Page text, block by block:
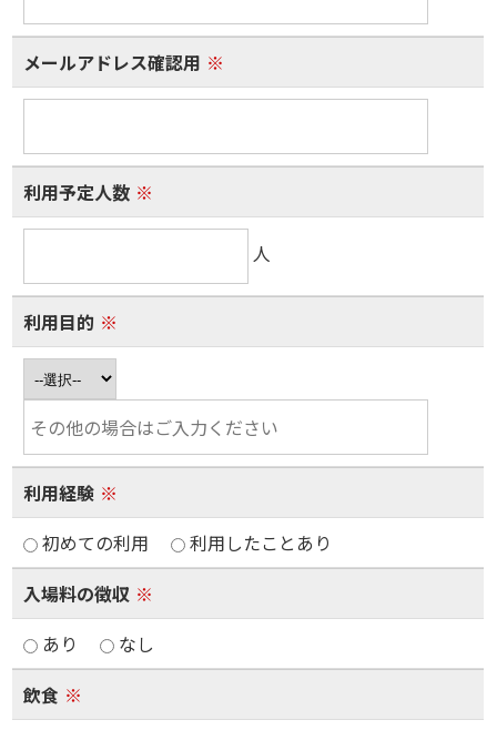
メールアドレス確認用 ※
利用予定人数 ※
人
利用目的 ※
利用経験 ※
初めての利用
利用したことあり
入場料の徴収 ※
あり
なし
飲食 ※